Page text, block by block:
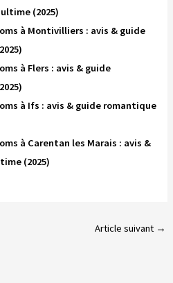
(2025)
à Montivilliers : avis & guide
à Flers : avis & guide
à Ifs : avis & guide romantique
à Carentan les Marais : avis &
(2025)
Article suivant →